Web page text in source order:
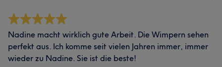
Nadine macht wirklich gute Arbeit. Die Wimpern sehen
perfekt aus. Ich komme seit vielen Jahren immer, immer
wieder zu Nadine. Sie ist die beste!